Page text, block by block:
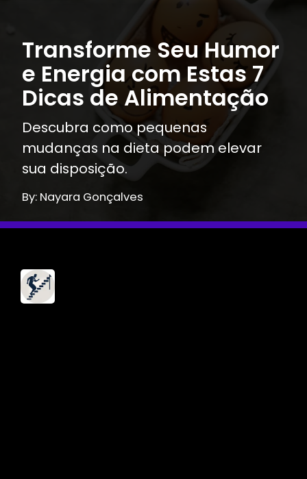
Transforme Seu Humor
e Energia com Estas 7
Dicas de Alimentação
Descubra como pequenas
mudanças na dieta podem elevar
sua disposição.
By: Nayara Gonçalves